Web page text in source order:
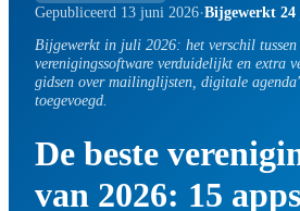
Gepubliceerd 13 juni 2026·Bijgewerkt
Bijgewerkt in juli 2026: het verschil tussen
verenigingssoftware verduidelijkt en extra
gidsen over mailinglijsten, digitale
toegevoegd.
De beste
van 2026: 15 apps